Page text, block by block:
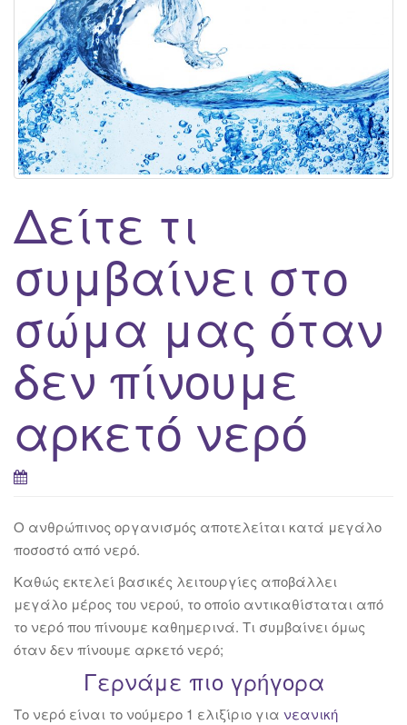
i
o
n
Δείτε τι
συμβαίνει στο
σώμα μας όταν
δεν πίνουμε
αρκετό νερό
Ο ανθρώπινος οργανισμός αποτελείται κατά μεγάλο
ποσοστό από νερό.
Καθώς εκτελεί βασικές λειτουργίες αποβάλλει
μεγάλο μέρος του νερού, το οποίο αντικαθίσταται από
το νερό που πίνουμε καθημερινά. Τι συμβαίνει όμως
όταν δεν πίνουμε αρκετό νερό;
Γερνάμε πιο γρήγορα
Το νερό είναι το νούμερο 1 ελιξίριο για νεανική